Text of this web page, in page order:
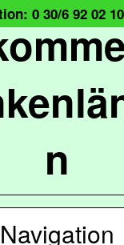
n
0 30/6 92 02
Navigation